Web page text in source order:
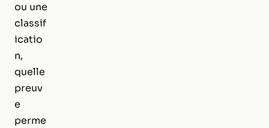
ou une
classif
icatio
n,
quelle
preuv
e
perme